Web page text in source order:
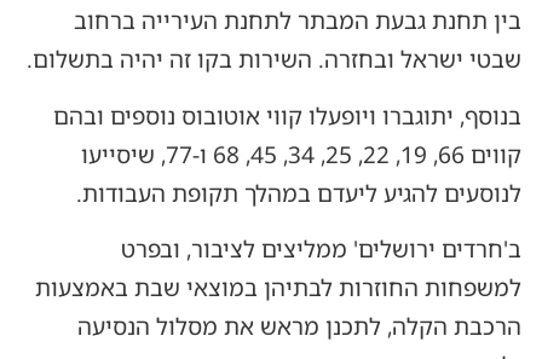
בין תחנת גבעת המבתר לתחנת העירייה ברחוב
שבטי ישראל ובחזרה. השירות בקו זה יהיה בתשלום.
בנוסף, יתוגברו ויופעלו קווי אוטובוס נוספים ובהם
קווים 66, 19, 22, 25, 34, 45, 68 ו-77, שיסייעו
לנוסעים להגיע ליעדם במהלך תקופת העבודות.
ב'חרדים ירושלים' ממליצים לציבור, ובפרט
למשפחות החוזרות לבתיהן במוצאי שבת באמצעות
הרכבת הקלה, לתכנן מראש את מסלול הנסיעה